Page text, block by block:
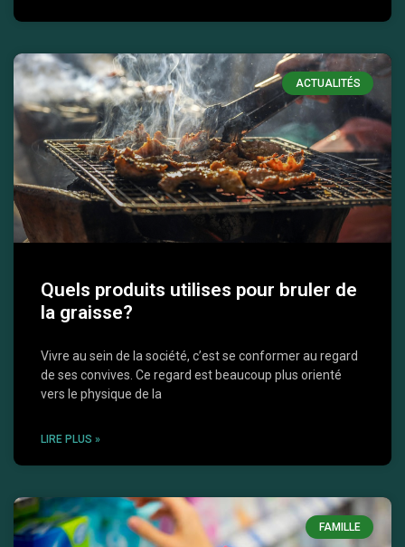
ACTUALITÉS
Quels produits utilises pour bruler de
la graisse?
Vivre au sein de la société, c’est se conformer au regard
de ses convives. Ce regard est beaucoup plus orienté
vers le physique de la
LIRE PLUS »
FAMILLE